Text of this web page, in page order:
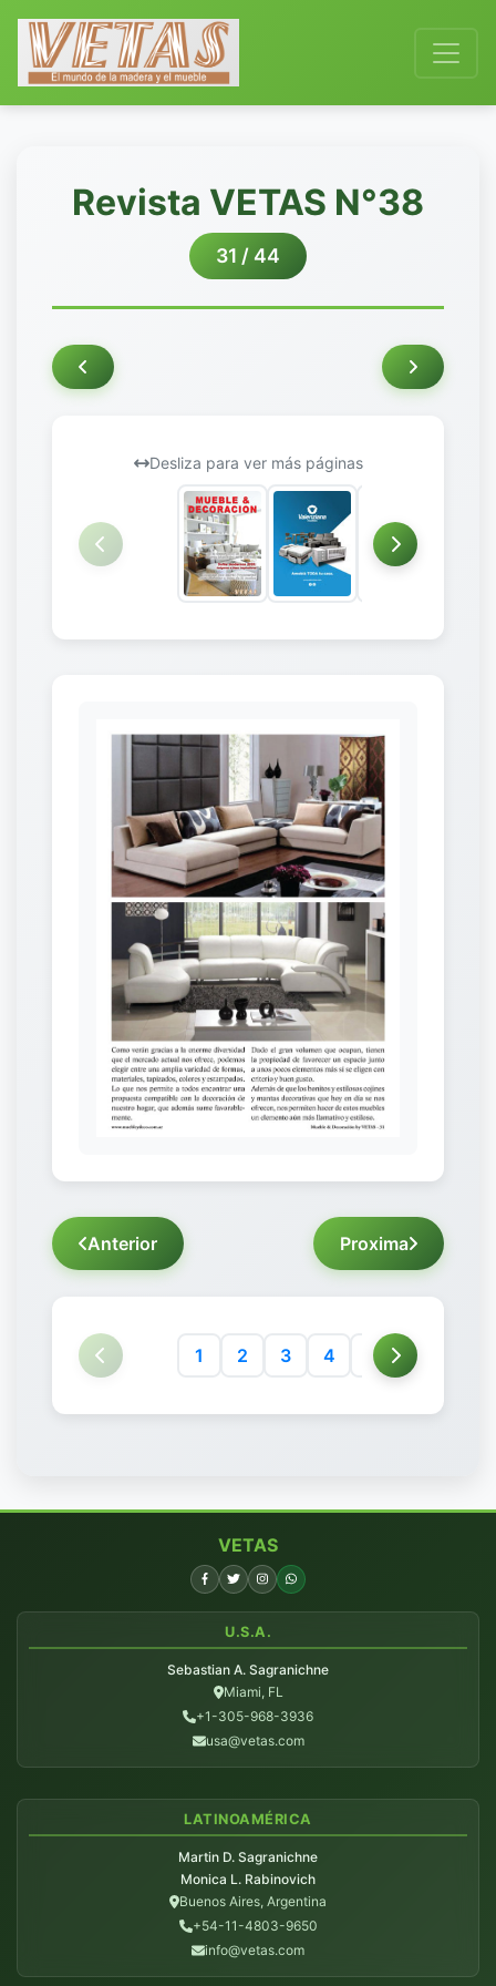
Revista VETAS N°38
31 / 44
Desliza para ver más páginas
Anterior Proxima
1 2 3 4 5 6
VETAS
U.S.A.
Sebastian A. Sagranichne
Miami, FL
+1-305-968-3936
usa@vetas.com
LATINOAMÉRICA
Martin D. Sagranichne
Monica L. Rabinovich
Buenos Aires, Argentina
+54-11-4803-9650
info@vetas.com